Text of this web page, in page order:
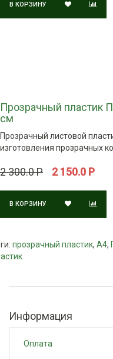
В КОРЗИНУ
Прозрачный пластик
см
Прозрачный листовой
изготовления прозрачных
2 300.0 Р 2 150.0 Р
В КОРЗИНУ
прозрачный пластик, A4,
Информация
Оплата